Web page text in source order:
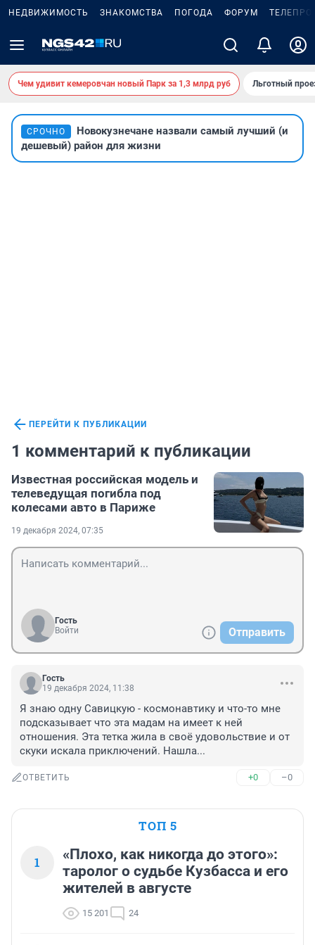
НЕДВИЖИМОСТЬ ЗНАКОМСТВА ПОГОДА ФОРУМ
Чем удивит кемеровчан новый Парк за 1,3 млрд руб Льготный
СРОЧНО
Новокузнечане назвали самый лучший (и
дешевый) район для жизни
ПЕРЕЙТИ К ПУБЛИКАЦИИ
1 комментарий к публикации
Известная российская модель и
телеведущая погибла под
колесами авто в Париже
19 декабря 2024, 07:35
Гость
Войти
Отправить
Гость
19 декабря 2024, 11:38
Я знаю одну Савицкую - космонавтику и что-то мне
подсказывает что эта мадам на имеет к ней
отношения. Эта тетка жила в своё удовольствие и от
скуки искала приключений. Нашла...
ОТВЕТИТЬ +0 –0
ТОП 5
1
«Плохо, как никогда до этого»:
таролог о судьбе Кузбасса и его
жителей в августе
15 201 24